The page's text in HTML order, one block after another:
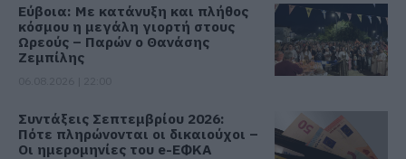
Εύβοια: Με κατάνυξη και πλήθος
κόσμου η μεγάλη γιορτή στους
Ωρεούς – Παρών ο Θανάσης
Ζεμπίλης
Συντάξεις Σεπτεμβρίου 2026:
Πότε πληρώνονται οι δικαιούχοι –
Οι ημερομηνίες του e-ΕΦΚΑ